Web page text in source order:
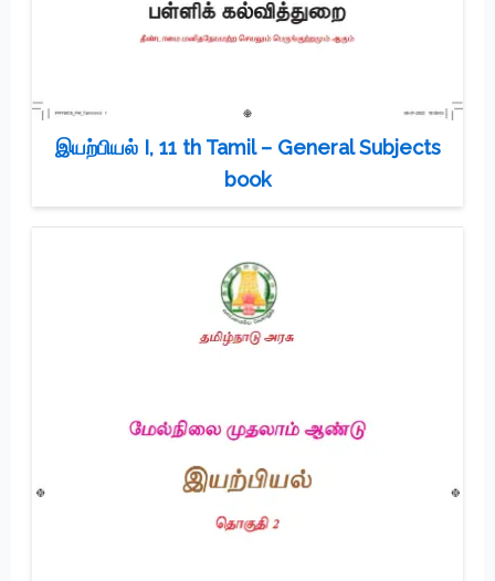
இயற்பியல் I, 11 th Tamil – General Subjects
book